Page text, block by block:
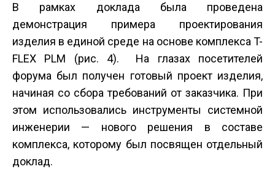
В рамках доклада была проведена
демонстрация примера проектирования
изделия в единой среде на основе комплекса T-
FLEX PLM (рис. 4). На глазах посетителей
форума был получен готовый проект изделия,
начиная со сбора требований от заказчика. При
этом использовались инструменты системной
инженерии — нового решения в составе
комплекса, которому был посвящен отдельный
доклад.